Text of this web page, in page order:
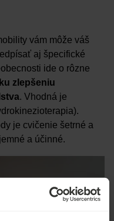
vám môže váš
aj špecifické
ide o rôzne
zlepšeniu
. Vhodná je
je cvičenie šetrné a
a účinné.